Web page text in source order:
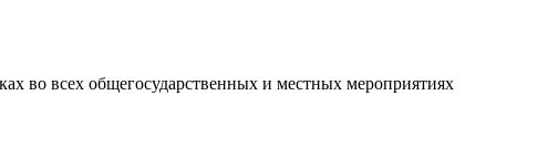
во всех общегосударственных и местных мероприятиях